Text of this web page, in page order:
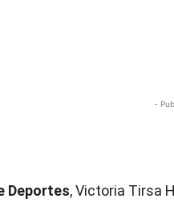
-
Deportes, Victoria Tirsa